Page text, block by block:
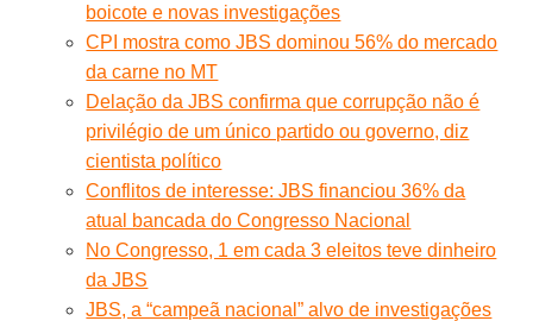
boicote e novas investigações
CPI mostra como JBS dominou 56% do mercado
da carne no MT
Delação da JBS confirma que corrupção não é
privilégio de um único partido ou governo, diz
cientista político
Conflitos de interesse: JBS financiou 36% da
atual bancada do Congresso Nacional
No Congresso, 1 em cada 3 eleitos teve dinheiro
da JBS
JBS, a “campeã nacional” alvo de investigações